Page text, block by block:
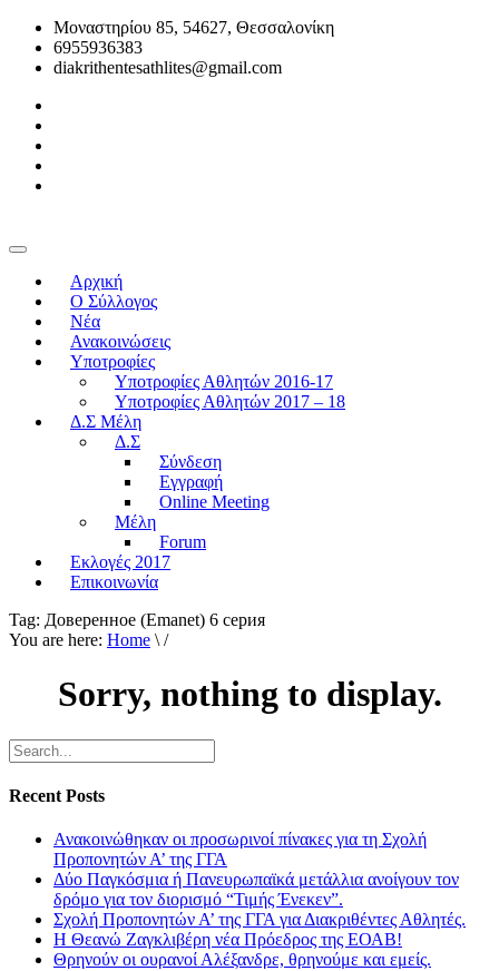
Μοναστηρίου 85, 54627, Θεσσαλονίκη
6955936383
diakrithentesathlites@gmail.com
Αρχική
O Σύλλογος
Νέα
Ανακοινώσεις
Υποτροφίες
Υποτροφίες Αθλητών 2016-17
Υποτροφίες Αθλητών 2017 – 18
Δ.Σ Μέλη
Δ.Σ
Σύνδεση
Εγγραφή
Online Meeting
Μέλη
Forum
Εκλογές 2017
Επικοινωνία
Tag: Доверенное (Emanet) 6 серия
You are here: Home \ /
Sorry, nothing to display.
Recent Posts
Ανακοινώθηκαν οι προσωρινοί πίνακες για τη Σχολή
Προπονητών Α’ της ΓΓΑ
Δύο Παγκόσμια ή Πανευρωπαϊκά μετάλλια ανοίγουν τον
δρόμο για τον διορισμό “Τιμής Ένεκεν”.
Σχολή Προπονητών Α’ της ΓΓΑ για Διακριθέντες Αθλητές.
Η Θεανώ Ζαγκλιβέρη νέα Πρόεδρος της ΕΟΑΒ!
Θρηνούν οι ουρανοί Αλέξανδρε, θρηνούμε και εμείς.